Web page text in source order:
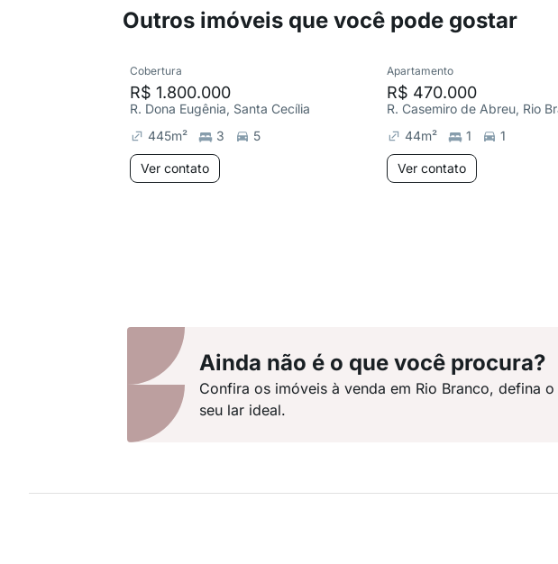
Outros imóveis que você pode gostar
Cobertura
R$ 1.800.000
R. Dona Eugênia, Santa Cecília
445m² 3 5
Ver contato
Apartamento
R$ 470.000
R. Casemiro de Abreu, Rio
44m² 1 1
Ver contato
Ainda não é o que você procura?
Confira os imóveis à venda em Rio Branco, defina
seu lar ideal.